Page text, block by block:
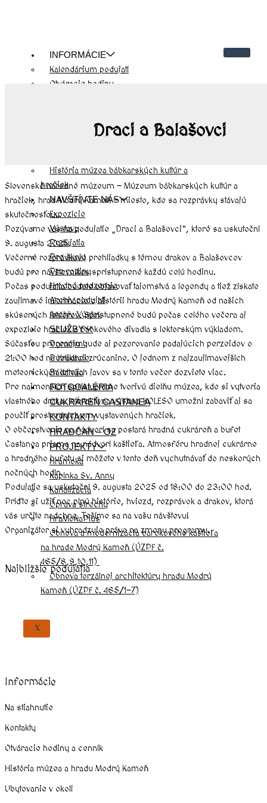
INFORMÁCIE
Kalendárium podujatí
Otváracie hodiny
Návštevnícky poriadok
História múzea bábkarských kultúr a
hračiek
NAVŠTÍVTE NÁS
Expozície
Výstavy
Podujatia
Pre školy
Pre rodiny
Hradné podzemie
Archív podujatí
Archív Výstav
SLUŽBY
Prenájmy
Publikácie
Bádatelia
FOTOGALÉRIA
CUKRÁREŇ CASTANEA
KONTAKTY
HRADČAN – OZ
PROJEKTY
Hramoka
Kaplnka Sv. Anny
Kanalizácia
Oprava strechy
HraMoKaPlus
Obnova a modernizácia barokového kaštieľa
na hrade Modrý Kameň (ÚZPF č.
465/8,9,10,11)
Obnova torzálnej architektúry hradu Modrý
Kameň (ÚZPF č. 465/1-7)
X
Draci a Balašovci
Slovenské národné múzeum – Múzeum bábkarských kultúr a
hračiek, hrad Modrý Kameň – miesto, kde sa rozprávky stávajú
skutočnosťou…
Pozývame vás na podujatie „Draci a Balašovci“, ktoré sa uskutoční
9. augusta 2025.
Večerné rozprávkové prehliadky s témou drakov a Balašovcov
budú pre návštevníkov sprístupnené každú celú hodinu.
Počas podujatia budete objavovať tajomstvá a legendy a tiež získate
zaujímavé informácie o histórii hradu Modrý Kameň od našich
skúsených lektorov. Sprístupnené budú počas celého večera aj
expozície hračiek a bábkového divadla s lektorským výkladom.
Súčasťou programu bude aj pozorovanie padajúcich perzeidov o
21:00 hod na hradnej zrúcanine. O jednom z najzaujímavejších
meteorických letných javov sa v tento večer dozviete viac.
Pre najmenších sprístupníme tvorivú dielňu múzea, kde si vytvoria
vlastného draka. Interaktívna výstava KOLESO umožní zabaviť aj sa
poučiť prostredníctvom vystavených hračiek.
O občerstvenie na nádvorí sa postará hradná cukráreň a bufet
Castanea priamo na nádvorí kaštieľa. Atmosféru hradnej cukrárne
a hradného bufetu si môžete v tento deň vychutnávať do neskorých
nočných hodín.
Podujatie sa uskutoční 9. augusta 2025 od 18:00 do 23:00 hod.
Príďte si užiť noc plnú histórie, hviezd, rozprávok a drakov, ktorá
vás určite nadchne. Tešíme sa na vašu návštevu!
Organizátor si vyhradzuje právo na zmenu programu.
Najbližšie podujatia
Informácie
Na stiahnutie
Kontakty
Otváracie hodiny a cenník
História múzea a hradu Modrý Kameň
Ubytovanie v okolí